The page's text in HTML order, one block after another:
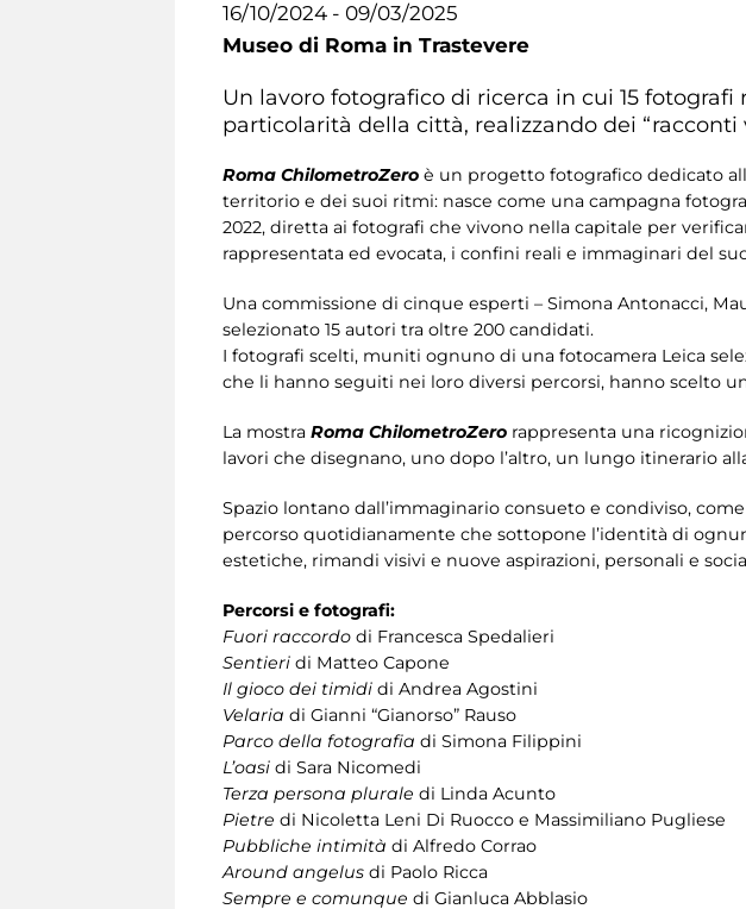
16/10/2024 - 09/03/2025
Museo di Roma in Trastevere
Un lavoro fotografico di ricerca in cui 15
particolarità della città, realizzando dei
Roma ChilometroZero è un progetto fotografico dedicato
territorio e dei suoi ritmi: nasce come una campagna
2022, diretta ai fotografi che vivono nella capitale per
rappresentata ed evocata, i confini reali e immaginari del
Una commissione di cinque esperti – Simona Antonacci,
selezionato 15 autori tra oltre 200 candidati.
I fotografi scelti, muniti ognuno di una fotocamera Leica
che li hanno seguiti nei loro diversi percorsi, hanno scelto
La mostra Roma ChilometroZero rappresenta una
lavori che disegnano, uno dopo l’altro, un lungo itinerario
Spazio lontano dall’immaginario consueto e condiviso,
percorso quotidianamente che sottopone l’identità di
estetiche, rimandi visivi e nuove aspirazioni, personali e
Percorsi e fotografi:
Fuori raccordo di Francesca Spedalieri
Sentieri di Matteo Capone
Il gioco dei timidi di Andrea Agostini
Velaria di Gianni “Gianorso” Rauso
Parco della fotografia di Simona Filippini
L’oasi di Sara Nicomedi
Terza persona plurale di Linda Acunto
Pietre di Nicoletta Leni Di Ruocco e Massimiliano Pugliese
Pubbliche intimità di Alfredo Corrao
Around angelus di Paolo Ricca
Sempre e comunque di Gianluca Abblasio